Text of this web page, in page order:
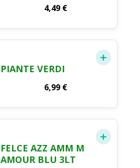
4,49 €
PIANTE VERDI
6,99 €
FELCE AZZ AMM M
AMOUR BLU 3LT